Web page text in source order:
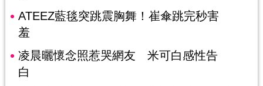
ATEEZ藍毯突跳震胸舞！崔傘跳完秒害
羞
凌晨曬懷念照惹哭網友 米可白感性告
白